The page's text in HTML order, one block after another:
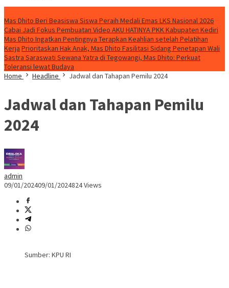
Mas Dhito Beri Beasiswa Siswa Peraih Medali Emas LKS Nasional 2026
Cabai Jadi Fokus Pembuatan Video AKU HATINYA PKK Kabupaten Kediri
Mas Dhito Ingatkan Pentingnya Terapkan Keahlian setelah Pelatihan
Kerja Prioritaskan Hak Anak, Mas Dhito Fasilitasi Sidang Penetapan Wali
Sastra Saraswati Sewana Yatra di Tegowangi, Mas Dhito: Perkuat
Toleransi lewat Budaya
Home
Headline Jadwal dan Tahapan Pemilu 2024
Jadwal dan Tahapan Pemilu
2024
admin
09/01/202409/01/2024824 Views
Sumber: KPU RI